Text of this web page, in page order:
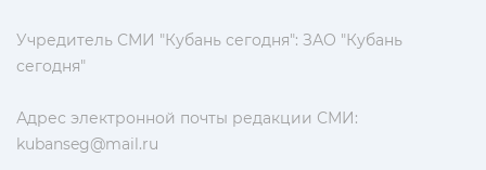
Учредитель СМИ "Кубань сегодня": ЗАО "Кубань
сегодня"
Адрес электронной почты редакции СМИ:
kubanseg@mail.ru